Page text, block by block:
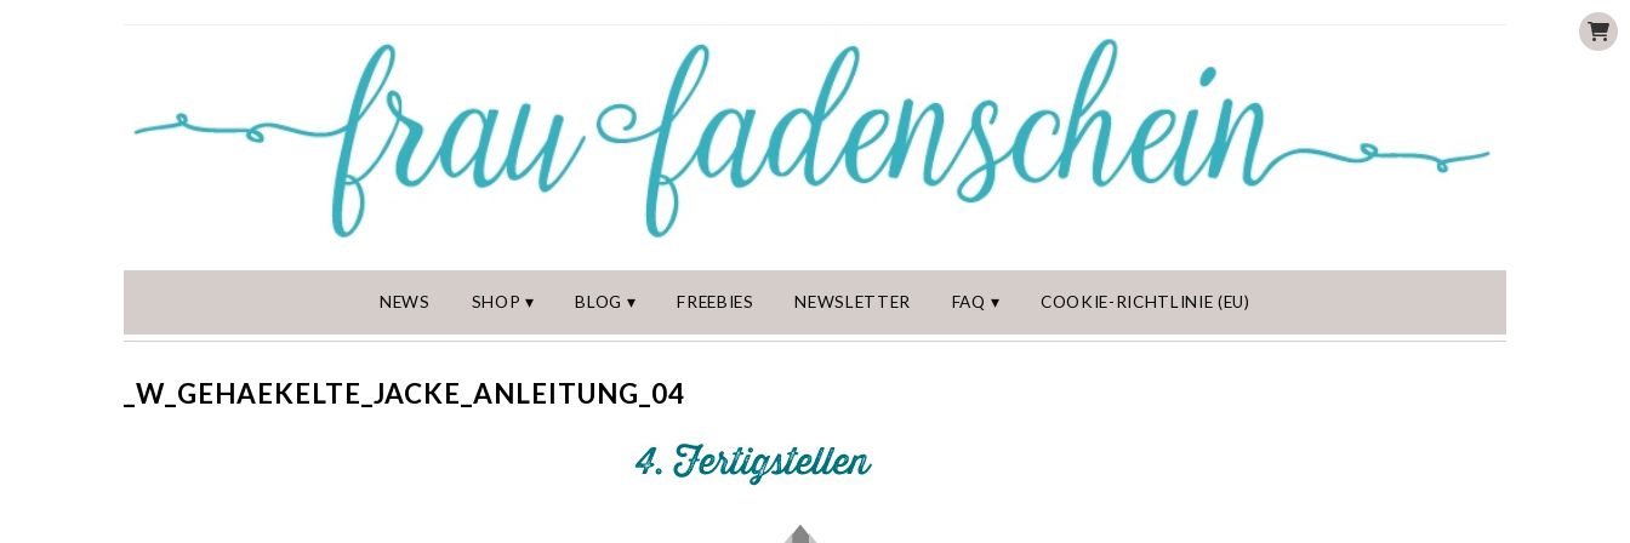
NEWS SHOP BLOG FREEBIES NEWSLETTER FAQ COOKIE-RICHTLINIE (EU)
_W_GEHAEKELTE_JACKE_ANLEITUNG_04